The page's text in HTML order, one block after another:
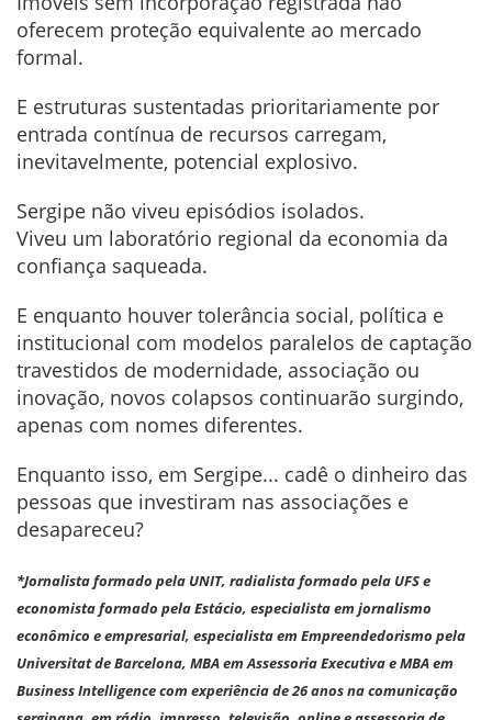
oferecem proteção equivalente ao mercado
formal.
E estruturas sustentadas prioritariamente por
entrada contínua de recursos carregam,
inevitavelmente, potencial explosivo.
Sergipe não viveu episódios isolados.
Viveu um laboratório regional da economia da
confiança saqueada.
E enquanto houver tolerância social, política e
institucional com modelos paralelos de captação
travestidos de modernidade, associação ou
inovação, novos colapsos continuarão surgindo,
apenas com nomes diferentes.
Enquanto isso, em Sergipe... cadê o dinheiro das
pessoas que investiram nas associações e
desapareceu?
*Jornalista formado pela UNIT, radialista formado pela UFS e
economista formado pela Estácio, especialista em jornalismo
econômico e empresarial, especialista em Empreendedorismo pela
Universitat de Barcelona, MBA em Assessoria Executiva e MBA em
Business Intelligence com experiência de 26 anos na comunicação